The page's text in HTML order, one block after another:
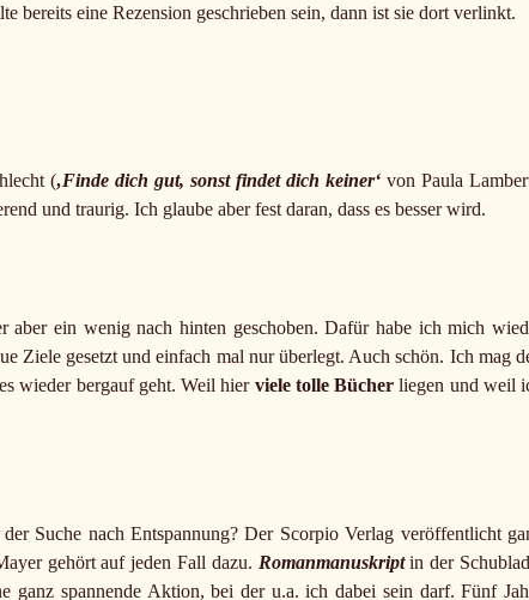
bereits eine Rezension geschrieben sein, dann ist sie dort verlinkt.
(‚Finde dich gut, sonst findet dich keiner‘ von Paula
und traurig. Ich glaube aber fest daran, dass es besser wird.
ein wenig nach hinten geschoben. Dafür habe ich mich
Ziele gesetzt und einfach mal nur überlegt. Auch schön. Ich mag
wieder bergauf geht. Weil hier viele tolle Bücher liegen und weil
Suche nach Entspannung? Der Scorpio Verlag veröffentlicht
gehört auf jeden Fall dazu. Romanmanuskriptin der
ganz spannende Aktion, bei der u.a. ich dabei sein darf. Fünf